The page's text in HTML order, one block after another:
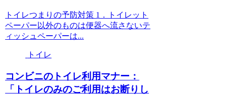
トイレつまりの予防対策 1．トイレット
ペーパー以外のものは便器へ流さないテ
ィッシュペーパーは...
トイレ
コンビニのトイレ利用マナー：
「トイレのみのご利用はお断りし